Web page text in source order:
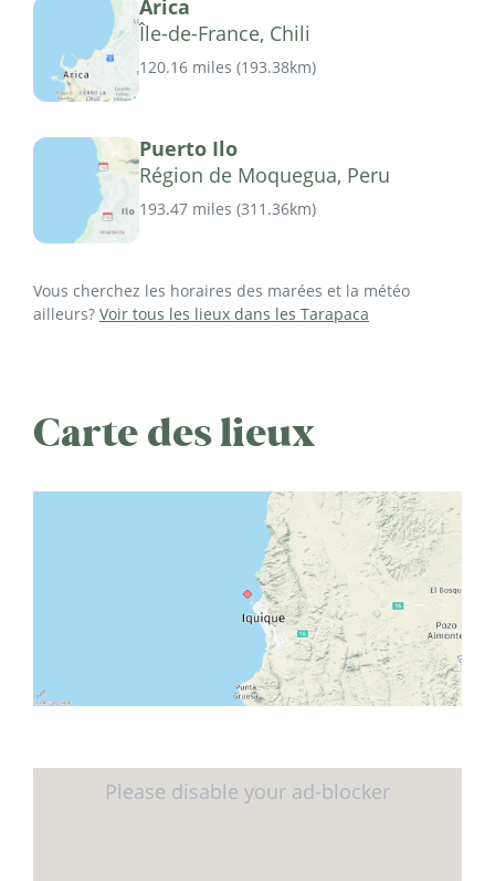
Arica
Île-de-France, Chili
120.16 miles (193.38km)
Puerto Ilo
Région de Moquegua, Peru
193.47 miles (311.36km)
Vous cherchez les horaires des marées et la météo
ailleurs? Voir tous les lieux dans les Tarapaca
Carte des lieux